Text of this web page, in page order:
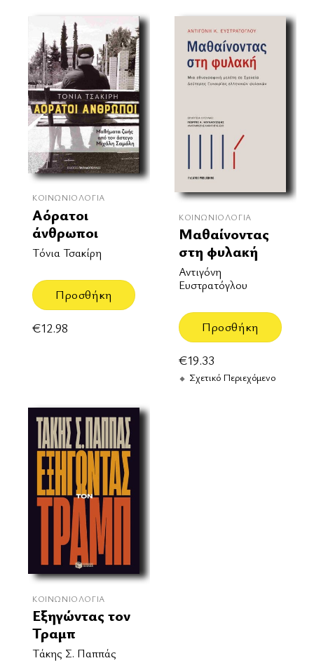
ΚΟΙΝΩΝΙΟΛΟΓΊΑ
Αόρατοι
άνθρωποι
Τόνια Τσακίρη
Προσθήκη
€12.98
ΚΟΙΝΩΝΙΟΛΟΓΊΑ
Μαθαίνοντας
στη φυλακή
Αντιγόνη
Ευστρατόγλου
Προσθήκη
€19.33
Σχετικό Περιεχόμενο
ΚΟΙΝΩΝΙΟΛΟΓΊΑ
Εξηγώντας τον
Τραμπ
Τάκης Σ. Παππάς